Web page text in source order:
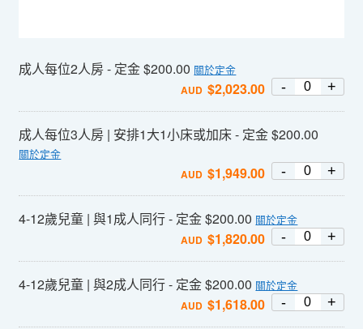
成人每位2人房 - 定金 $200.00 關於定金
AUD $2,023.00 - +
成人每位3人房 | 安排1大1小床或加床 - 定金 $200.00
關於定金
AUD $1,949.00 - +
4-12歲兒童 | 與1成人同行 - 定金 $200.00 關於定金
AUD $1,820.00 - +
4-12歲兒童 | 與2成人同行 - 定金 $200.00 關於定金
AUD $1,618.00 - +